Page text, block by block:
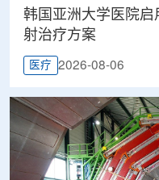
韩国亚洲大学医院
射治疗方案
医疗 2026-08-06